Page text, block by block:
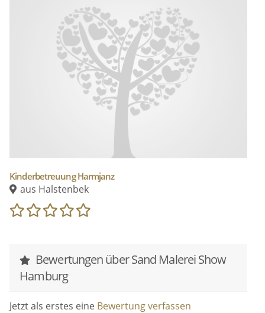
​Das ausgefallenste Überraschungs-Geschenk an
die Braut und Bräutigam!
Ob als Live-Auftritt oder Video-Produktion – eine
Sand Malerei Show ist ein unvergessliches
HIGHLIGHT auf Ihrer Hochzeit!
Auftritte in Deutschland & Europa
Schreiben Sie uns gerne an, wir freuen uns.
Oder schauen Sie auf unsere Webseite: sand-
malerei-show.de
Kinderbetreuung Harmjanz
aus Halstenbek
Bewertungen über Sand Malerei Show
Hamburg
Jetzt als erstes eine Bewertung verfassen